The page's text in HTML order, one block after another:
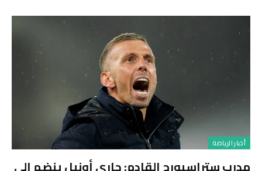
أخبار الرياضة
مدرب ستراسبورج القادم: جاري أونيل ينضم إلى